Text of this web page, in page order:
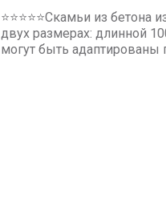
⭐⭐⭐⭐⭐Скамьи из
двух размерах: длинной
могут быть адаптированы